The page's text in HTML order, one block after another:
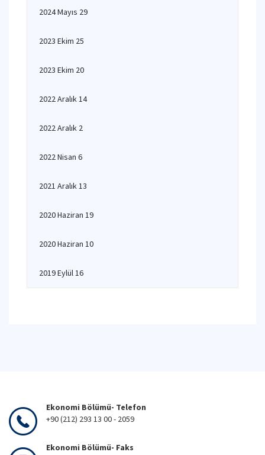
2024 Mayıs 29
2023 Ekim 25
2023 Ekim 20
2022 Aralık 14
2022 Aralık 2
2022 Nisan 6
2021 Aralık 13
2020 Haziran 19
2020 Haziran 10
2019 Eylül 16
Ekonomi Bölümü- Telefon
+90 (212) 293 13 00 - 2059
Ekonomi Bölümü- Faks